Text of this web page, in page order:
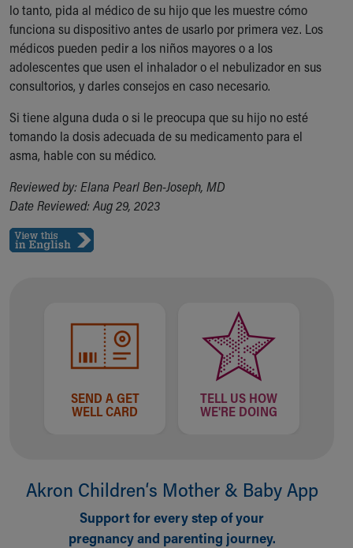
lo tanto, pida al médico de su hijo que les muestre cómo
funciona su dispositivo antes de usarlo por primera vez. Los
médicos pueden pedir a los niños mayores o a los
adolescentes que usen el inhalador o el nebulizador en sus
consultorios, y darles consejos en caso necesario.
Si tiene alguna duda o si le preocupa que su hijo no esté
tomando la dosis adecuada de su medicamento para el
asma, hable con su médico.
Reviewed by: Elana Pearl Ben-Joseph, MD
Date Reviewed: Aug 29, 2023
SEND A GET
WELL CARD
TELL US HOW
WE'RE DOING
Akron Children‘s Mother & Baby App
Support for every step of your
pregnancy and parenting journey.